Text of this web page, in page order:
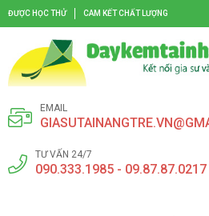
ĐƯỢC HỌC THỬ CAM KẾT CHẤT LƯỢNG
EMAIL
TƯ VẤN 24/7
090.333.1985 - 09.87.87.0217